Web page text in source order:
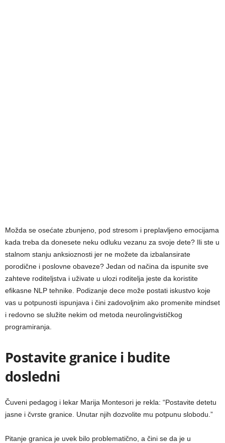
Možda se osećate zbunjeno, pod stresom i preplavljeno emocijama
kada treba da donesete neku odluku vezanu za svoje dete? Ili ste u
stalnom stanju anksioznosti jer ne možete da izbalansirate
porodične i poslovne obaveze? Jedan od načina da ispunite sve
zahteve roditeljstva i uživate u ulozi roditelja jeste da koristite
efikasne NLP tehnike. Podizanje dece može postati iskustvo koje
vas u potpunosti ispunjava i čini zadovoljnim ako promenite mindset
i redovno se služite nekim od metoda neurolingvističkog
programiranja.
Postavite granice i budite
dosledni
Čuveni pedagog i lekar Marija Montesori je rekla: “Postavite detetu
jasne i čvrste granice. Unutar njih dozvolite mu potpunu slobodu.”
Pitanje granica je uvek bilo problematično, a čini se da je u